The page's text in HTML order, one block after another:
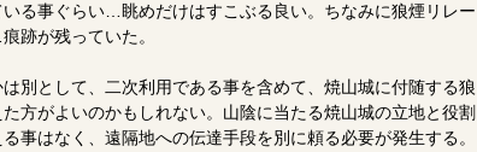
る事ぐらい…眺めだけはすこぶる良い。ちなみに狼煙リレー
跡が残っていた。
別として、二次利用である事を含めて、焼山城に付随する狼
方がよいのかもしれない。山陰に当たる焼山城の立地と役割
事はなく、遠隔地への伝達手段を別に頼る必要が発生する。